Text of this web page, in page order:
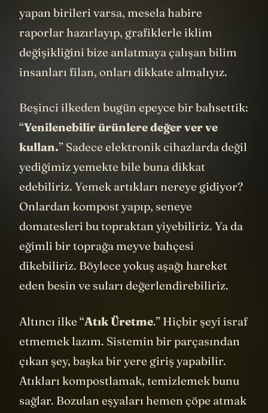
sorumluluğu üstlenmeliyiz. Geri bildirim
yapan birileri varsa, mesela habire
raporlar hazırlayıp, grafiklerle iklim
değişikliğini bize anlatmaya çalışan bilim
Beşinci ilkeden bugün epeyce bir bahsettik:
“Yenilenebilir ürünlere değer ver ve
kullan.” Sadece elektronik cihazlarda değil
yediğimiz yemekte bile buna dikkat
edebiliriz. Yemek artıkları nereye gidiyor?
Onlardan kompost yapıp, seneye
domatesleri bu topraktan yiyebiliriz. Ya da
eğimli bir toprağa meyve bahçesi
dikebiliriz. Böylece yokuş aşağı hareket
Altıncı ilke “Atık Üretme .” Hiçbir şeyi israf
etmemek lazım. Sistemin bir parçasından
çıkan şey, başka bir yere giriş yapabilir.
Atıkları kompostlamak, temizlemek bunu